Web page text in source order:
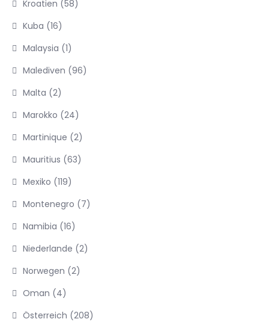
Kroatien (58)
Kuba (16)
Malaysia (1)
Malediven (96)
Malta (2)
Marokko (24)
Martinique (2)
Mauritius (63)
Mexiko (119)
Montenegro (7)
Namibia (16)
Niederlande (2)
Norwegen (2)
Oman (4)
Österreich (208)